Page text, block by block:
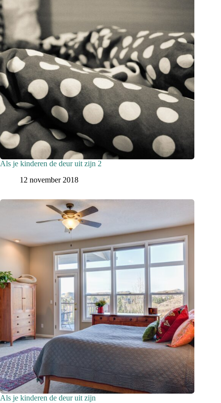
Als je kinderen de deur uit zijn 2
12 november 2018
Als je kinderen de deur uit zijn